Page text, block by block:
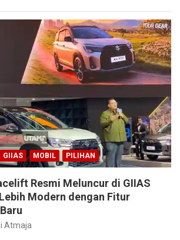
GIIAS MOBIL PILIHAN
Resmi Meluncur di GIIAS
Modern dengan Fitur
Atmaja